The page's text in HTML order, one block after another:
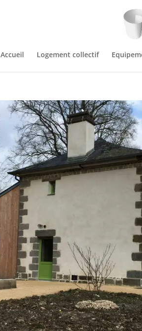
Accueil Logement collectif